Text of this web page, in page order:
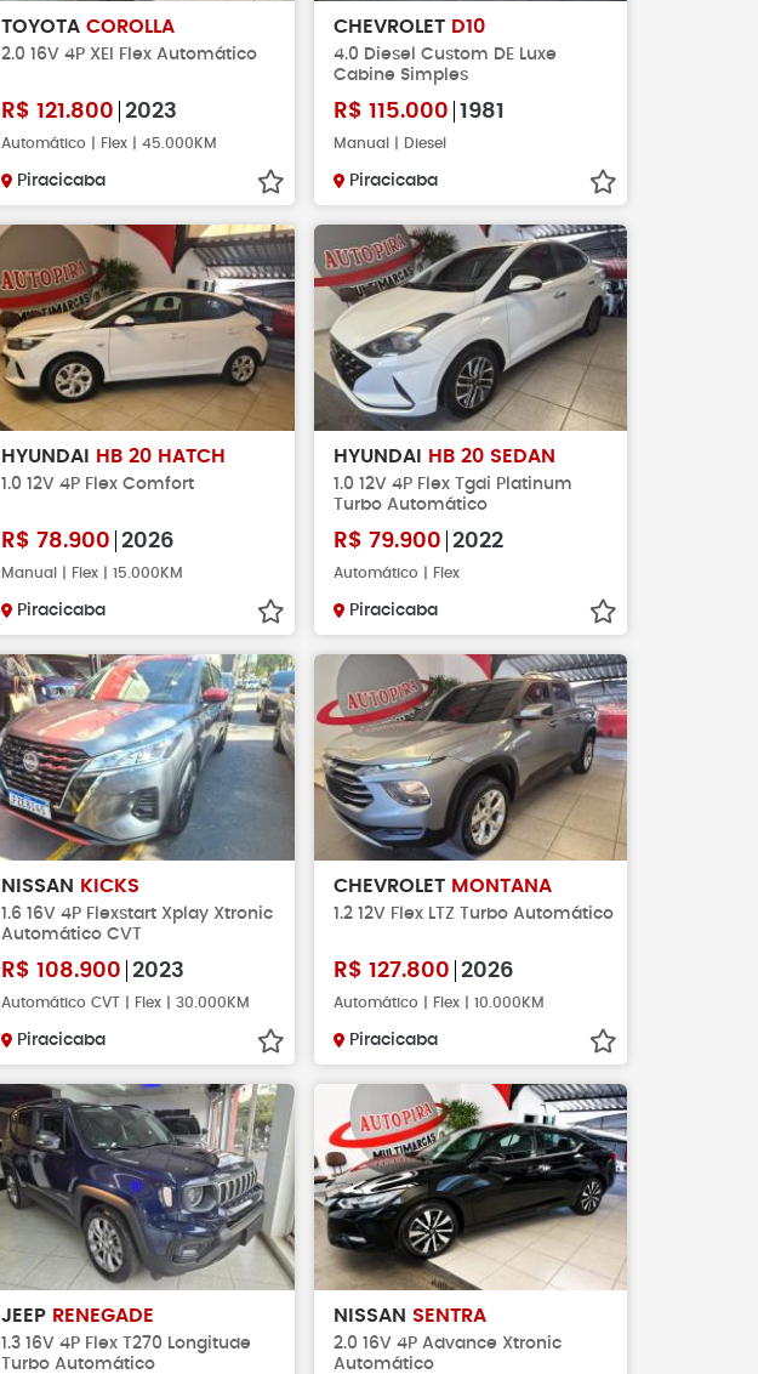
TOYOTA COROLLA
2.0 16V 4P XEI Flex Automático
R$ 121.800 2023
Automático | Flex | 45.000KM
Piracicaba
CHEVROLET D10
4.0 Diesel Custom DE Luxe
Cabine Simples
R$ 115.000 1981
Manual | Diesel
Piracicaba
HYUNDAI HB 20 HATCH
1.0 12V 4P Flex Comfort
R$ 78.900 2026
Manual | Flex | 15.000KM
Piracicaba
HYUNDAI HB 20 SEDAN
1.0 12V 4P Flex Tgdi Platinum
Turbo Automático
R$ 79.900 2022
Automático | Flex
Piracicaba
NISSAN KICKS
1.6 16V 4P Flexstart Xplay Xtronic
Automático CVT
R$ 108.900 2023
Automático CVT | Flex | 30.000KM
Piracicaba
CHEVROLET MONTANA
1.2 12V Flex LTZ Turbo Automático
R$ 127.800 2026
Automático | Flex | 10.000KM
Piracicaba
JEEP RENEGADE
1.3 16V 4P Flex T270 Longitude
Turbo Automático
NISSAN SENTRA
2.0 16V 4P Advance Xtronic
Automático